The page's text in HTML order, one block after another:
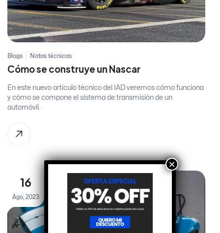
Blogs Notas técnicas
Cómo se construye un Nascar
En este nuevo artículo técnico del IAD veremos cómo funciona
y cómo se compone el sistema de transmisión de un
automóvil.
16
Ago, 2023
×